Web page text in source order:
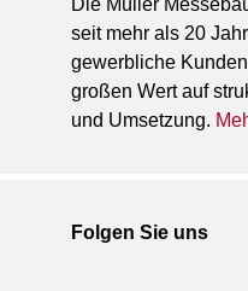
Die Müller
seit mehr als 20
gewerbliche
großen Wert auf
und Umsetzung.
Folgen Sie uns